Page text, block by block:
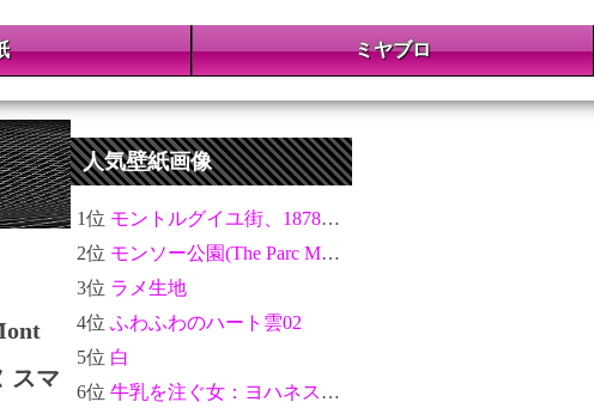
ミヤブロ
スマ
人気壁紙画像
1位 モントルグイユ街、1878年パリ万博の祝祭(The Rue Montorgueil in Paris. Celebration of June 30, 1878)：クロード・モネ
2位 モンソー公園(The Parc Monceau)：クロード・モネ
3位 ラメ生地
4位ふわふわのハート雲02
5位 白
6位牛乳を注ぐ女：ヨハネス・フェルメール